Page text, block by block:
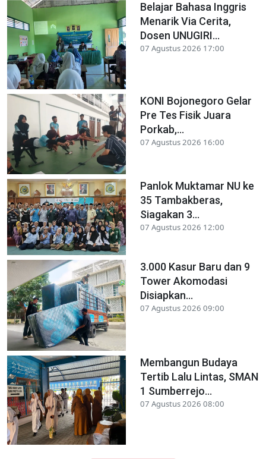
Belajar Bahasa Inggris
Menarik Via Cerita,
Dosen UNUGIRI...
07 Agustus 2026 17:00
KONI Bojonegoro Gelar
Pre Tes Fisik Juara
Porkab,...
07 Agustus 2026 16:00
Panlok Muktamar NU ke
35 Tambakberas,
Siagakan 3...
07 Agustus 2026 12:00
3.000 Kasur Baru dan 9
Tower Akomodasi
Disiapkan...
07 Agustus 2026 09:00
Membangun Budaya
Tertib Lalu Lintas, SMAN
1 Sumberrejo...
07 Agustus 2026 08:00